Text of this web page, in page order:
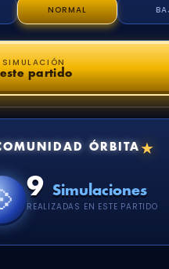
NORMAL
partido
ÓRBITA★
9Simulaciones
REALIZADAS EN ESTE PARTIDO